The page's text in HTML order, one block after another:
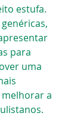
estufa.
para
uma
a